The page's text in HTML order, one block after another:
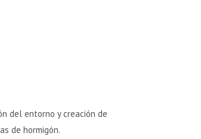
del entorno y creación de
de hormigón.